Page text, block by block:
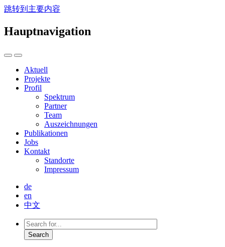
跳转到主要内容
Hauptnavigation
Aktuell
Projekte
Profil
Spektrum
Partner
Team
Auszeichnungen
Publikationen
Jobs
Kontakt
Standorte
Impressum
de
en
中文